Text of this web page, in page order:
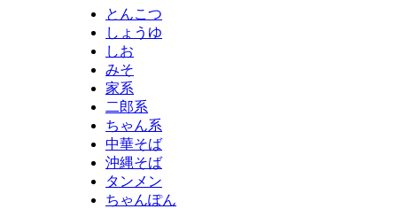
とんこつ
しょうゆ
しお
みそ
家系
二郎系
ちゃん系
中華そば
沖縄そば
タンメン
ちゃんぽん